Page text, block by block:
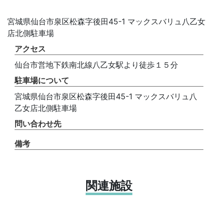
宮城県仙台市泉区松森字後田45-1 マックスバリュ八乙女
店北側駐車場
アクセス
仙台市営地下鉄南北線八乙女駅より徒歩１５分
駐車場について
宮城県仙台市泉区松森字後田45-1 マックスバリュ八
乙女店北側駐車場
問い合わせ先
備考
関連施設